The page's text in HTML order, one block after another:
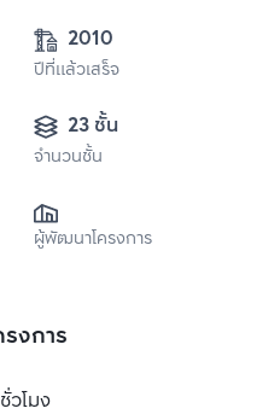
2010
ปีที่แล้วเสร็จ
23 ชั้น
จำนวนชั้น
ผู้พัฒนาโครงการ
งการ
วโมง